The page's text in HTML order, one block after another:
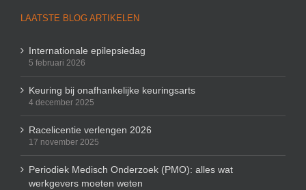
LAATSTE BLOG ARTIKELEN
Internationale epilepsiedag
5 februari 2026
Keuring bij onafhankelijke keuringsarts
4 december 2025
Racelicentie verlengen 2026
17 november 2025
Periodiek Medisch Onderzoek (PMO): alles wat
werkgevers moeten weten